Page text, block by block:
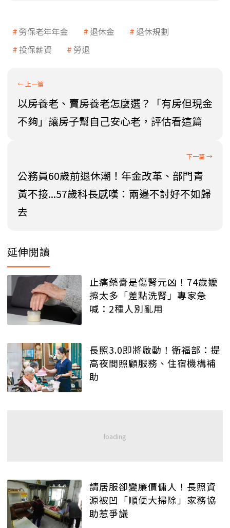
勞保老年年金 退休金
退休規劃
投保薪資
勞退
以房養老、賣房養老怎麼選？「有房但現金
不夠」讓房子幫自己安心老，評估看這篇
公務員60歲前退休潮！年金改革、部門青
黃不接...57歲科長感嘆：兩邊不討好不如歸
去
延伸閱讀
止痛藥膏是傷腎元凶！74歲嬤
擦太多「差點洗腎」專家急
喊：2種人別亂用
長照3.0即將啟動！衛福部：提
高夜間照顧服務、住宿機構補
助
請居服卻變廉價傭人！長照資
源被凹「順便大掃除」家務協
助惹爭議